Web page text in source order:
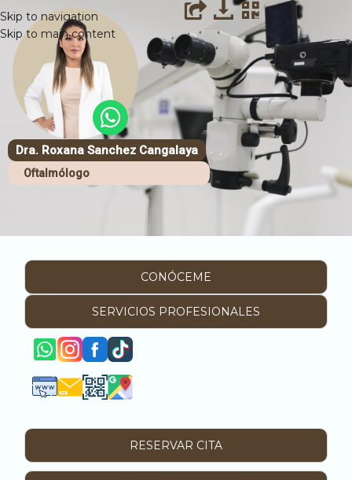
Skip to navigation
Skip to main content
Dra. Roxana Sanchez Cangalaya
Oftalmólogo
CONÓCEME
SERVICIOS PROFESIONALES
RESERVAR CITA